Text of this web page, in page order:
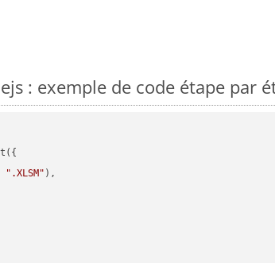
: exemple de code étape par
".XLSM" ),